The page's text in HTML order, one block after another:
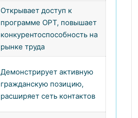
Открывает доступ к
программе OPT, повышает
конкурентоспособность на
рынке труда
Демонстрирует активную
гражданскую позицию,
расширяет сеть контактов